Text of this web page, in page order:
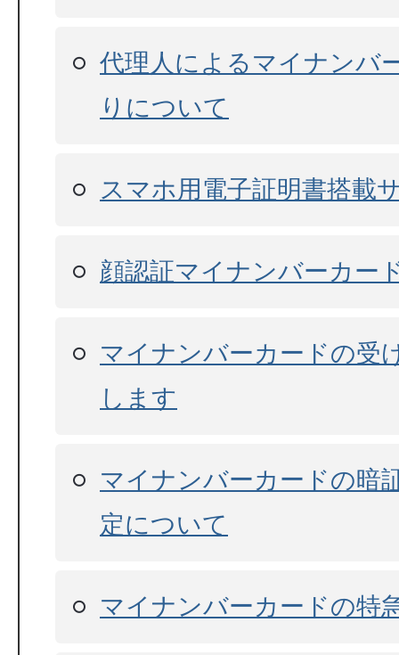
代理人によるマイナンバ
りについて
スマホ用電子証明書搭載
顔認証マイナンバーカー
マイナンバーカードの受
します
マイナンバーカードの暗
定について
マイナンバーカードの特